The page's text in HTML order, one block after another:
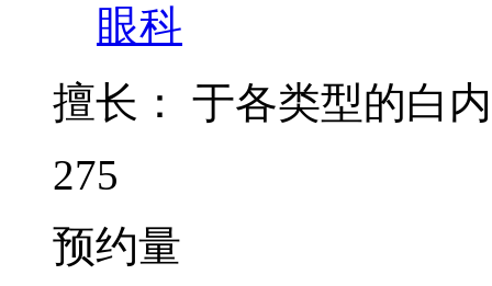
眼科
擅长：
于各类型的白
275
预约量